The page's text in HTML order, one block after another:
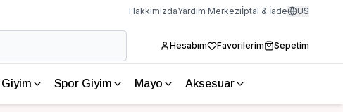
HakkımızdaYardım Merkeziİptal & İade US
Hesabım Favorilerim Sepetim
Giyim Spor Giyim Mayo Aksesuar